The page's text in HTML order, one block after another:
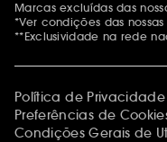
Menções adicionais
Marcas excluídas das
*Ver condições das
**Exclusividade na rede
Política de
Preferências de
Condições Gerais de